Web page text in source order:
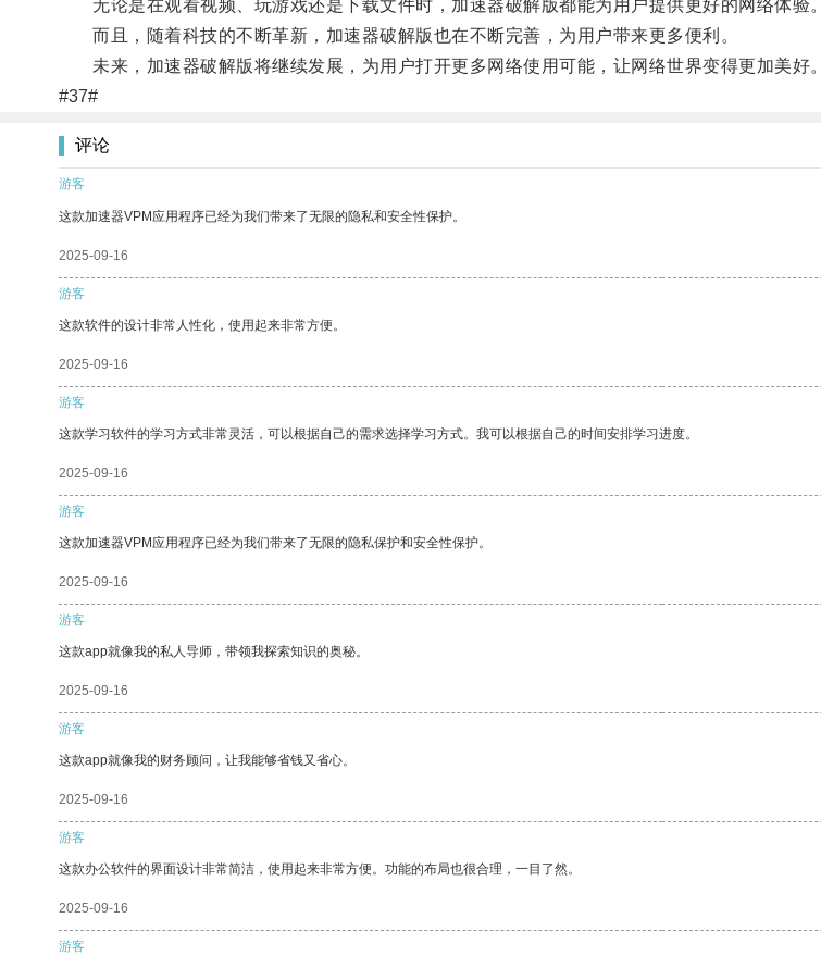
无论是在观看视频、玩游戏还是下载文件时，加速器破解版都能为用户提供更好的网络体验。
而且，随着科技的不断革新，加速器破解版也在不断完善，为用户带来更多便利。
未来，加速器破解版将继续发展，为用户打开更多网络使用可能，让网络世界变得更加美好。
#37#
评论
游客
这款加速器VPM应用程序已经为我们带来了无限的隐私和安全性保护。
2025-09-16
游客
这款软件的设计非常人性化，使用起来非常方便。
2025-09-16
游客
这款学习软件的学习方式非常灵活，可以根据自己的需求选择学习方式。我可以根据自己的时间安排学习进度。
2025-09-16
游客
这款加速器VPM应用程序已经为我们带来了无限的隐私保护和安全性保护。
2025-09-16
游客
这款app就像我的私人导师，带领我探索知识的奥秘。
2025-09-16
游客
这款app就像我的财务顾问，让我能够省钱又省心。
2025-09-16
游客
这款办公软件的界面设计非常简洁，使用起来非常方便。功能的布局也很合理，一目了然。
2025-09-16
游客